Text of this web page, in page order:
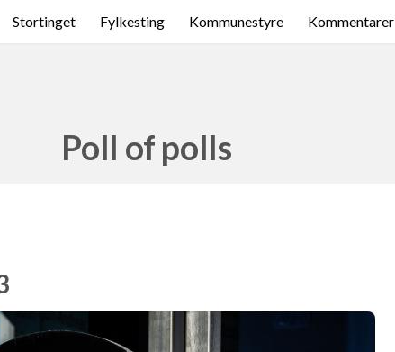
Stortinget Fylkesting Kommunestyre Kommentarer
Poll of polls